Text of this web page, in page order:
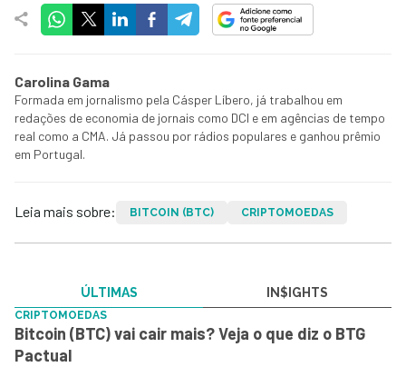
Carolina Gama
Formada em jornalismo pela Cásper Líbero, já trabalhou em
redações de economia de jornais como DCI e em agências de tempo
real como a CMA. Já passou por rádios populares e ganhou prêmio
em Portugal.
Leia mais sobre: BITCOIN (BTC) CRIPTOMOEDAS
ÚLTIMAS IN$IGHTS
CRIPTOMOEDAS
Bitcoin (BTC) vai cair mais? Veja o que diz o BTG
Pactual